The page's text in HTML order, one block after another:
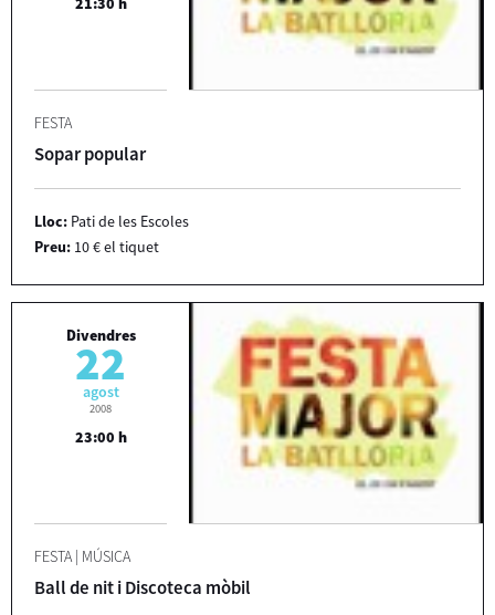
FESTA
Sopar popular
Lloc: Pati de les Escoles
Preu: 10 € el tiquet
Divendres
22
agost
2008
23:00 h
FESTA | MÚSICA
Ball de nit i Discoteca mòbil